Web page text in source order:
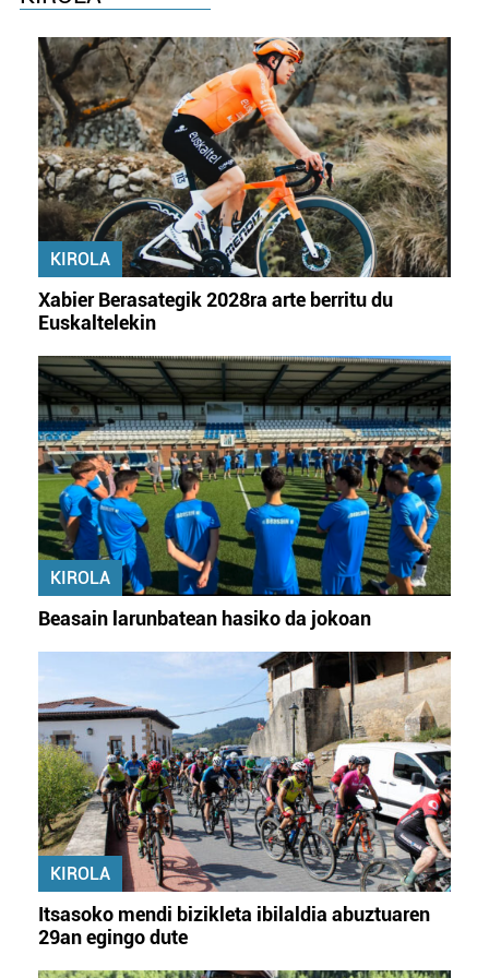
Webgune honek cookie propioak eta hirugarrenen cookie-
fitxategiak erabiltzen ditu. Zure esperientzia eta
zerbitzuak hobetzeko asmoz, cookie teknologiaz
baliatzen gara. Ohar hau onartuz gero, teknologia hori
erabiltzeko baimen esplizitua ematen diguzu.Gehiago
irakurri
KIROLA
Xabier Berasategik 2028ra arte berritu du
Euskaltelekin
KIROLA
Beasain larunbatean hasiko da jokoan
KIROLA
Itsasoko mendi bizikleta ibilaldia abuztuaren
29an egingo dute